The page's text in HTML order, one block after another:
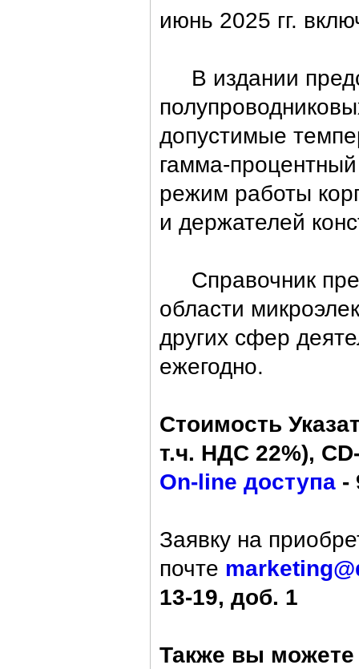
июнь 2025 гг.
В издании
допустимые
гамма-
режим работы
и держателей
Справочник
области
других сфер
ежегодно.
Стоимость
т.ч. НДС 22%),
On-line доступа-
Заявку на
почте
13-19, доб. 1
Также вы